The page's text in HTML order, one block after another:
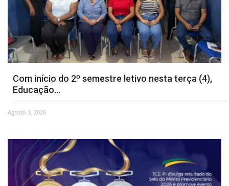
Com início do 2º semestre letivo nesta terça (4),
Educação...
Agosto 3, 2026